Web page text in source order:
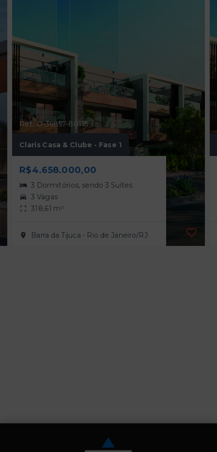
Ref.: O-36857-80115
Claris Casa & Clube - Fase 1
R$4.658.000,00
3 Dormitórios, sendo 3 Suítes
3 Vagas
318,61 m²
Barra da Tijuca - Rio de Janeiro/RJ